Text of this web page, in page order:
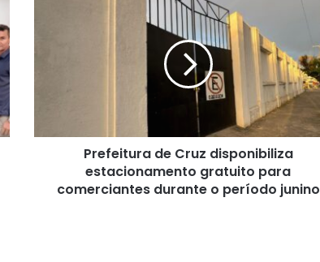
durante
junino
Prefeitura de Cruz disponibiliza
estacionamento gratuito para
comerciantes durante o período junino